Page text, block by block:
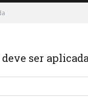
ser